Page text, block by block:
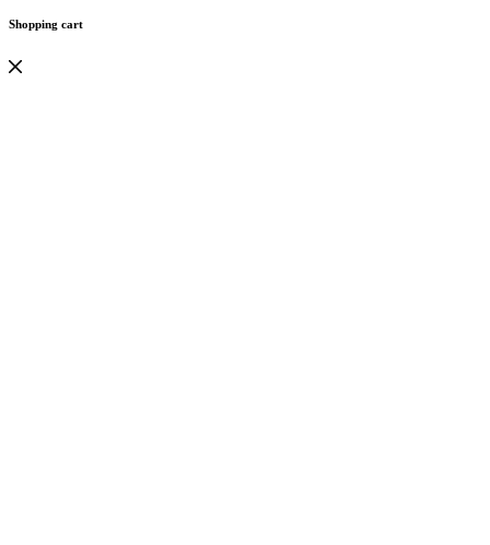
Shopping cart